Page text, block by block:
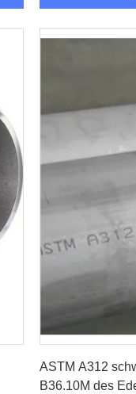
ASTM A312
B36.10M des